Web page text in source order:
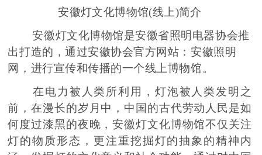
安徽灯文化博物馆(线上)简介
安徽灯文化博物馆是安徽省照明电器协会推
出打造的，通过安徽协会官方网站：安徽照明
网，进行宣传和传播的一个线上博物馆。
在电力被人类所利用，灯泡被人类发明之
前，在漫长的岁月中，中国的古代劳动人民是如
何度过漆黑的夜晚，安徽灯文化博物馆不仅关注
灯的物质形态，更注重挖掘灯的抽象的精神内